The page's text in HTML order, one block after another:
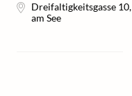
Dreifaltigkeitsgasse 10,
am See